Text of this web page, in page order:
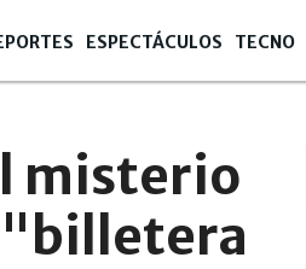
ESPECTÁCULOS TECNO
misterio
"billetera